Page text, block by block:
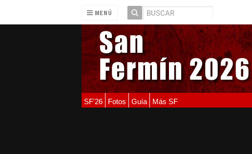
MENÚ
SF'26 Fotos Guía Más SF